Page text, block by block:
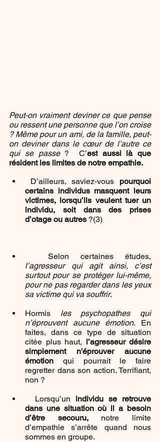
Peut-on vraiment deviner ce que pense
ou ressent une personne que l’on croise
? Même pour un ami, de la famille, peut-
on deviner dans le cœur de l’autre ce
qui se passe ?  C’est aussi là que
résident les limites de notre empathie.
D’ailleurs, saviez-vous pourquoi
certains individus masquent leurs
victimes, lorsqu’ils veulent tuer un
individu, soit dans des prises
d’otage ou autres ?(3)
l’agresseur qui agit ainsi, c’est
surtout pour se protéger lui-même,
pour ne pas regarder dans les yeux
sa victime qui va souffrir.
Hormis les psychopathes qui
n’éprouvent aucune émotion. En
faites, dans ce type de situation
citée plus haut, l’agresseur désire
simplement n'éprouver aucune
émotion qui pourrait le faire
regretter dans son action. Terrifiant,
non ?
Lorsqu’un individu se retrouve
dans une situation où il a besoin
d’être secouru, notre limite
d’empathie s’arrête quand nous
sommes en groupe.